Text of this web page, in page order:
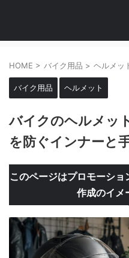
HOME > バイク用品 > ヘルメッ
バイク用品 ヘルメット
バイクのヘルメッ
を防ぐインナーと
このページはプロモーショ
作成のイメ